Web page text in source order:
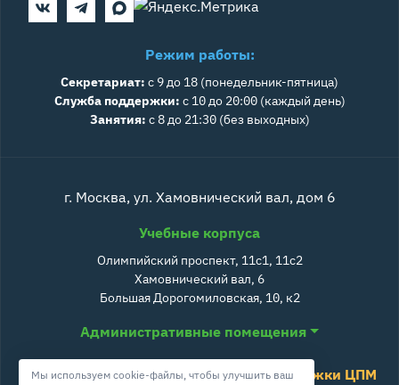
Режим работы:
Секретариат: с 9 до 18 (понедельник-пятница)
Служба поддержки: с 10 до 20:00 (каждый день)
Занятия: с 8 до 21:30 (без выходных)
г. Москва, ул. Хамовнический вал, дом 6
Учебные корпуса
Олимпийский проспект, 11с1, 11с2
Хамовнический вал, 6
Большая Дорогомиловская, 10, к2
Административные помещения
Служба поддержки ЦПМ
Мы используем cookie-файлы, чтобы улучшить ваш